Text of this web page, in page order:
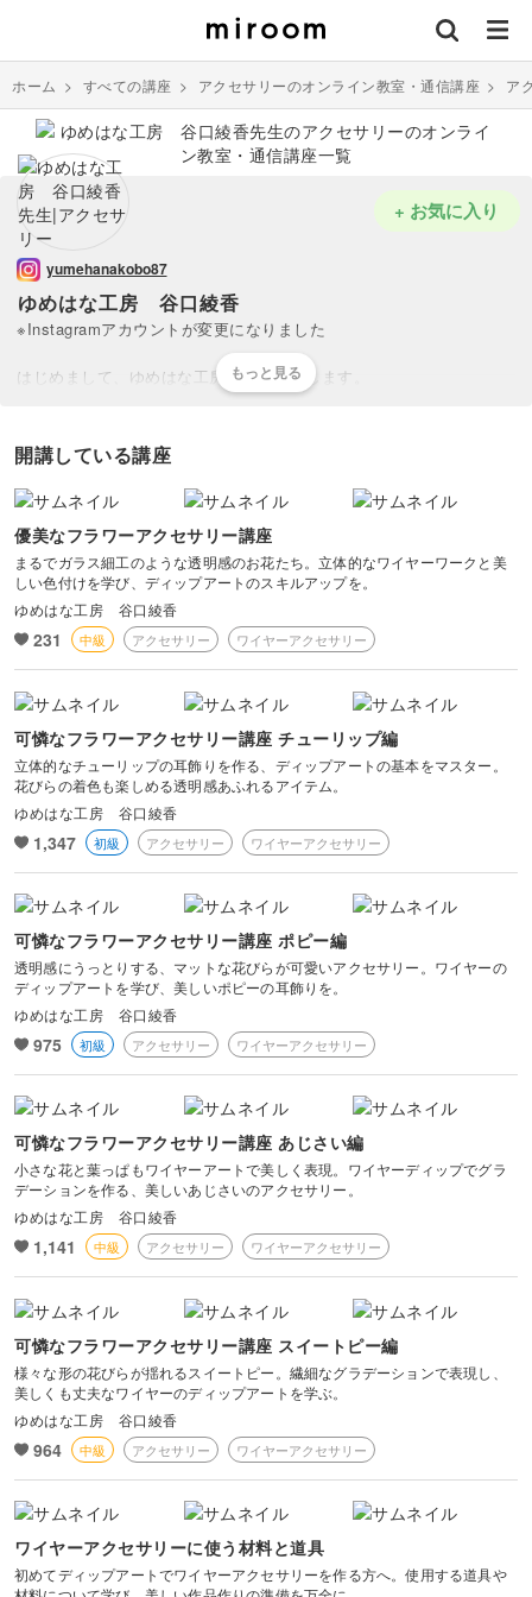
ホーム > すべての講座 > アクセサリーのオンライン教室・通信講座 > ア
ゆめはな工房 谷口綾香
yumehanakobo87
※Instagramアカウントが変更になりました
はじめまして、ゆめはな工房 谷口と申します。
ゆめはな工房は『心にそっと寄り添うフラワーアクセサリー』をコン
リーを制作しています。
柔らかなグラデーションカラーが特色のひとつなのですが、講座では
ご自身で『色』を作成していただいて着色したり、『自分だけのアク
プライベートでは、娘のいる普通のお母さんです。
よろしくお願い致します。
+ お気に入り
開講している講座
優美なフラワーアクセサリー講座
まるでガラス細工のような透明感のお花たち。立体的なワイヤーワークと美
しい色付けを学び、ディップアートのスキルアップを。
ゆめはな工房 谷口綾香
231 中級 アクセサリー ワイヤーアクセサリー
可憐なフラワーアクセサリー講座 チューリップ編
立体的なチューリップの耳飾りを作る、ディップアートの基本をマスター。
花びらの着色も楽しめる透明感あふれるアイテム。
ゆめはな工房 谷口綾香
1,347 初級 アクセサリー ワイヤーアクセサリー
可憐なフラワーアクセサリー講座 ポピー編
透明感にうっとりする、マットな花びらが可愛いアクセサリー。ワイヤーの
ディップアートを学び、美しいポピーの耳飾りを。
ゆめはな工房 谷口綾香
975 初級 アクセサリー ワイヤーアクセサリー
可憐なフラワーアクセサリー講座 あじさい編
小さな花と葉っぱもワイヤーアートで美しく表現。ワイヤーディップでグラ
デーションを作る、美しいあじさいのアクセサリー。
ゆめはな工房 谷口綾香
1,141 中級 アクセサリー ワイヤーアクセサリー
可憐なフラワーアクセサリー講座 スイートピー編
様々な形の花びらが揺れるスイートピー。繊細なグラデーションで表現し、
美しくも丈夫なワイヤーのディップアートを学ぶ。
ゆめはな工房 谷口綾香
964 中級 アクセサリー ワイヤーアクセサリー
ワイヤーアクセサリーに使う材料と道具
初めてディップアートでワイヤーアクセサリーを作る方へ。使用する道具や